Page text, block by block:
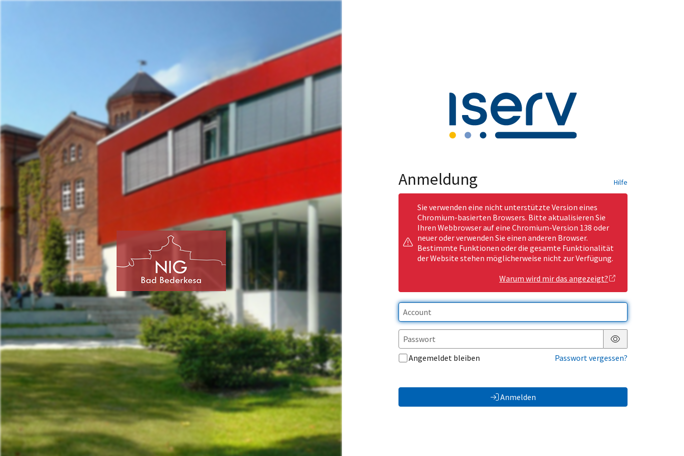
Anmeldung Hilfe
Sie verwenden eine nicht unterstützte Version eines
Chromium-basierten Browsers. Bitte aktualisieren Sie
Ihren Webbrowser auf eine Chromium-Version 138 oder
neuer oder verwenden Sie einen anderen Browser.
Bestimmte Funktionen oder die gesamte Funktionalität
der Website stehen möglicherweise nicht zur Verfügung.
Warum wird mir das angezeigt?
Passwort anzeigen
Angemeldet bleiben
Passwort vergessen?
Anmelden